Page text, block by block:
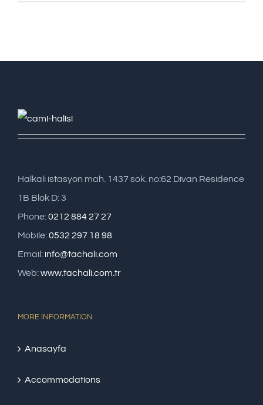
Halkalı istasyon mah. 1437 sok. no:62 Divan Residence
1B Blok D: 3
Phone:0212 884 27 27
Mobile:0532 297 18 98
Email: info@tachali.com
Web:www.tachali.com.tr
MORE INFORMATION
Anasayfa
Accommodations